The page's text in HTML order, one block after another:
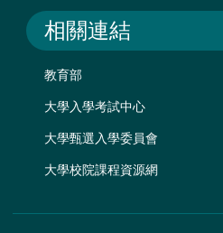
相關連結
教育部
大學入學考試中心
大學甄選入學委員會
大學校院課程資源網